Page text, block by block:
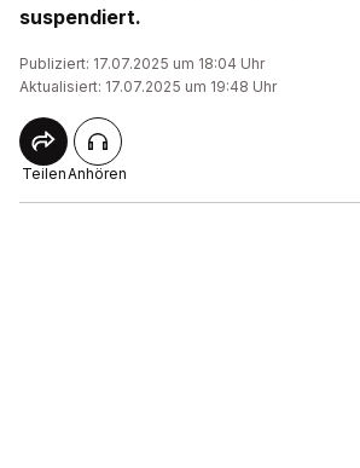
suspendiert.
Publiziert: 17.07.2025 um 18:04 Uhr
Aktualisiert: 17.07.2025 um 19:48 Uhr
TeilenAnhören